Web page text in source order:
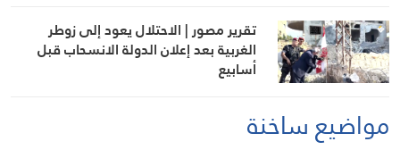
تقرير مصور | الاحتلال يعود إلى زوطر
الغربية بعد إعلان الدولة الانسحاب قبل
أسابيع
مواضيع ساخنة